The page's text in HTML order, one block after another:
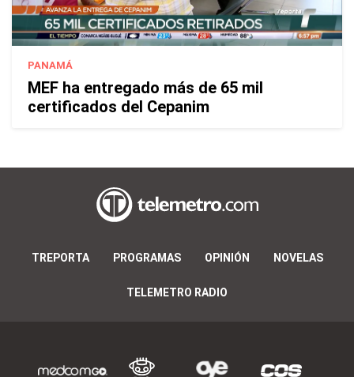
PANAMÁ
MEF ha entregado más de 65 mil
certificados del Cepanim
TREPORTA PROGRAMAS OPINIÓN NOVELAS
TELEMETRO RADIO